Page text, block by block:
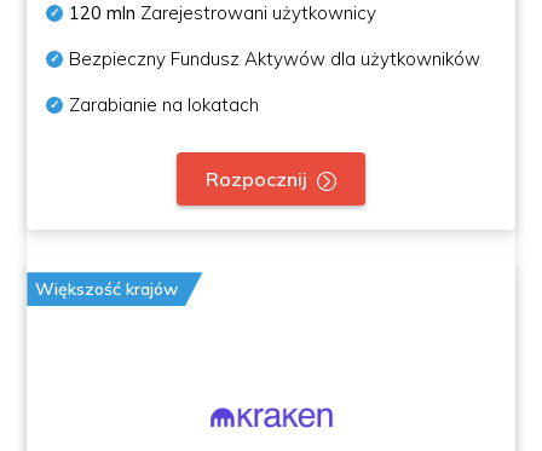
120 mln Zarejestrowani użytkownicy
Bezpieczny Fundusz Aktywów dla użytkowników
Zarabianie na lokatach
Rozpocznij
Większość krajów